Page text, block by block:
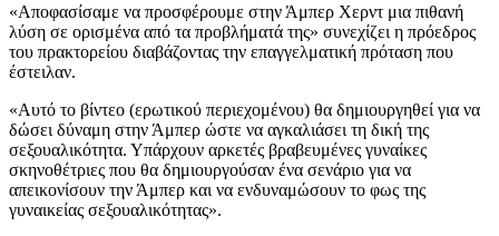
«Αποφασίσαμε να προσφέρουμε στην Άμπερ Χερντ μια πιθανή
λύση σε ορισμένα από τα προβλήματά της» συνεχίζει η πρόεδρος
του πρακτορείου διαβάζοντας την επαγγελματική πρόταση που
έστειλαν.
«Αυτό το βίντεο (ερωτικού περιεχομένου) θα δημιουργηθεί για να
δώσει δύναμη στην Άμπερ ώστε να αγκαλιάσει τη δική της
σεξουαλικότητα. Υπάρχουν αρκετές βραβευμένες γυναίκες
σκηνοθέτριες που θα δημιουργούσαν ένα σενάριο για να
απεικονίσουν την Άμπερ και να ενδυναμώσουν το φως της
γυναικείας σεξουαλικότητας».